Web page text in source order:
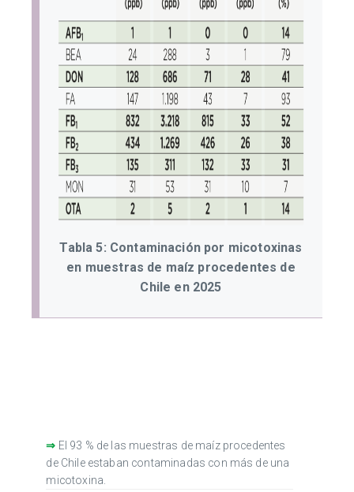
Tabla 5: Contaminación por micotoxinas
en muestras de maíz procedentes de
Chile en 2025
⇒ El 93 % de las muestras de maíz procedentes
de Chile estaban contaminadas con más de una
micotoxina.